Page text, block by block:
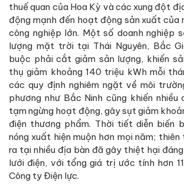
thuế quan của Hoa Kỳ và các xung đột
động mạnh đến hoạt động sản xuất của
công nghiệp lớn. Một số doanh nghiệp
lượng mặt trời tại Thái Nguyên, Bắc
buộc phải cắt giảm sản lượng, khiến
thụ giảm khoảng 140 triệu kWh mỗi
các quy định nghiêm ngặt về môi
phương như Bắc Ninh cũng khiến nhiều
tạm ngừng hoạt động, gây sụt giảm
điện thương phẩm. Thời tiết diễn biến
nóng xuất hiện muộn hơn mọi năm;
ra tại nhiều địa bàn đã gây thiệt hại
lưới điện, với tổng giá trị ước tính hơn
Công ty Điện lực.